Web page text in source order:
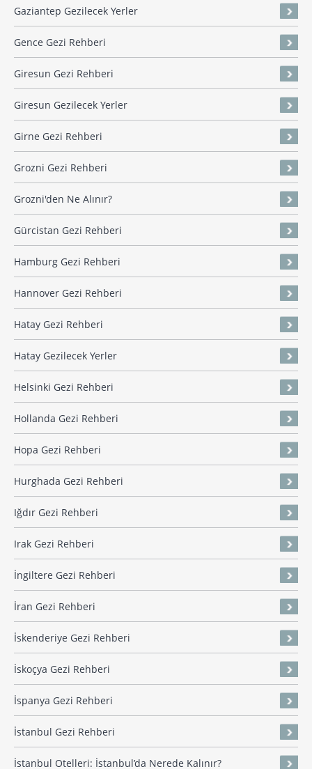
Gaziantep Gezilecek Yerler
Gence Gezi Rehberi
Giresun Gezi Rehberi
Giresun Gezilecek Yerler
Girne Gezi Rehberi
Grozni Gezi Rehberi
Grozni'den Ne Alınır?
Gürcistan Gezi Rehberi
Hamburg Gezi Rehberi
Hannover Gezi Rehberi
Hatay Gezi Rehberi
Hatay Gezilecek Yerler
Helsinki Gezi Rehberi
Hollanda Gezi Rehberi
Hopa Gezi Rehberi
Hurghada Gezi Rehberi
Iğdır Gezi Rehberi
Irak Gezi Rehberi
İngiltere Gezi Rehberi
İran Gezi Rehberi
İskenderiye Gezi Rehberi
İskoçya Gezi Rehberi
İspanya Gezi Rehberi
İstanbul Gezi Rehberi
İstanbul Otelleri: İstanbul’da Nerede Kalınır?